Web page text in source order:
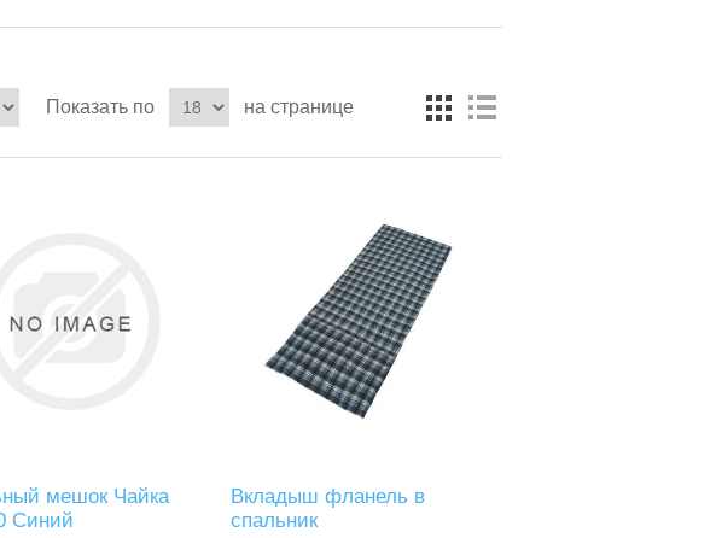
Показать по на странице
мешок Чайка
Синий
Вкладыш фланель в
спальник